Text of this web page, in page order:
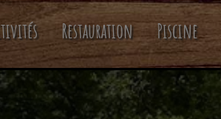
Restauration Piscine